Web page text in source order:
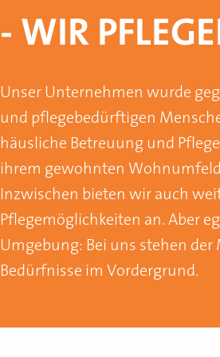
- WIR
Unser Unternehmen wurde
und pflegebedürftigen
häusliche Betreuung und
ihrem gewohnten
Inzwischen bieten wir auch
Pflegemöglichkeiten an. Aber
Umgebung: Bei uns stehen
Bedürfnisse im Vordergrund.